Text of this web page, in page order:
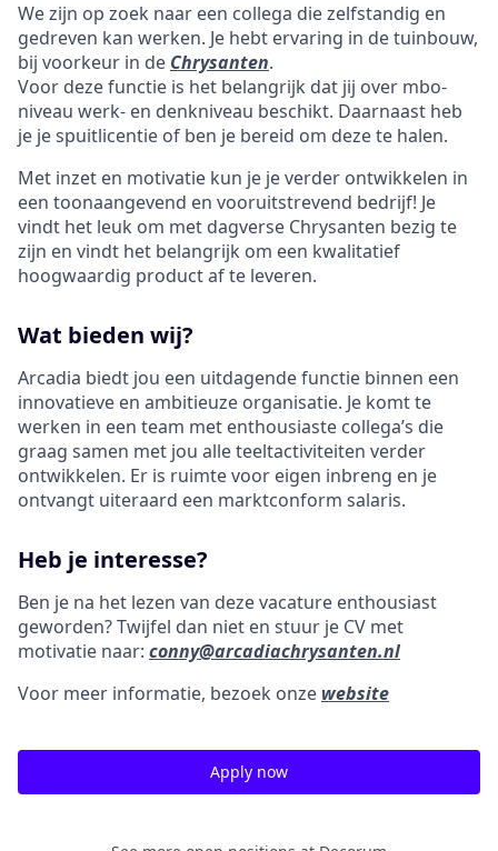
We zijn op zoek naar een collega die zelfstandig en
gedreven kan werken. Je hebt ervaring in de tuinbouw,
bij voorkeur in de Chrysanten.
Voor deze functie is het belangrijk dat jij over mbo-
niveau werk- en denkniveau beschikt. Daarnaast heb
je je spuitlicentie of ben je bereid om deze te halen.
Met inzet en motivatie kun je je verder ontwikkelen in
een toonaangevend en vooruitstrevend bedrijf! Je
vindt het leuk om met dagverse Chrysanten bezig te
zijn en vindt het belangrijk om een kwalitatief
hoogwaardig product af te leveren.
Wat bieden wij?
Arcadia biedt jou een uitdagende functie binnen een
innovatieve en ambitieuze organisatie. Je komt te
werken in een team met enthousiaste collega’s die
graag samen met jou alle teeltactiviteiten verder
ontwikkelen. Er is ruimte voor eigen inbreng en je
ontvangt uiteraard een marktconform salaris.
Heb je interesse?
Ben je na het lezen van deze vacature enthousiast
geworden? Twijfel dan niet en stuur je CV met
motivatie naar: conny@arcadiachrysanten.nl
Voor meer informatie, bezoek onze website
Apply now